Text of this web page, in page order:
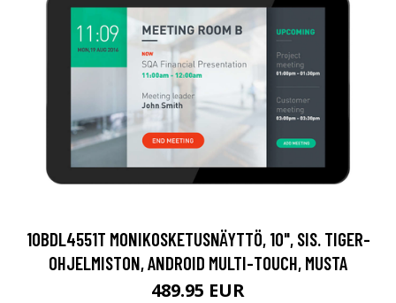
10BDL4551T MONIKOSKETUSNÄYTTÖ, 10", SIS. TIGER-
OHJELMISTON, ANDROID MULTI-TOUCH, MUSTA
489.95 EUR